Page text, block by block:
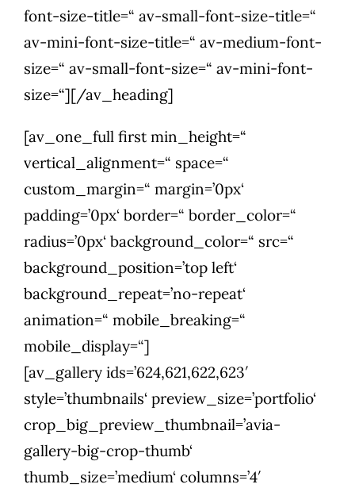
font-size-title=“ av-small-font-size-title=“
av-mini-font-size-title=“ av-medium-font-
size=“ av-small-font-size=“ av-mini-font-
size=“][/av_heading]
[av_one_full first min_height=“
vertical_alignment=“ space=“
custom_margin=“ margin=’0px‘
padding=’0px‘ border=“ border_color=“
radius=’0px‘ background_color=“ src=“
background_position=’top left‘
background_repeat=’no-repeat‘
animation=“ mobile_breaking=“
mobile_display=“]
[av_gallery ids=’624,621,622,623′
style=’thumbnails‘ preview_size=’portfolio‘
crop_big_preview_thumbnail=’avia-
gallery-big-crop-thumb‘
thumb_size=’medium‘ columns=’4′